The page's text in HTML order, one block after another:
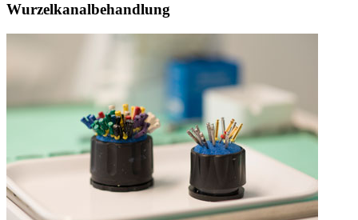
Wurzelkanalbehandlung